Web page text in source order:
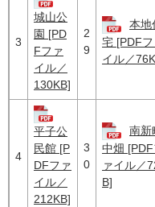
3
城山公
園 [PD
Fファ
イル／
130KB]
2
9
本地
宅 [PDFフ
イル／
4
平子公
民館 [P
DFファ
イル／
212KB]
3
0
南新
中畑 [PDF
ァイル／
B]